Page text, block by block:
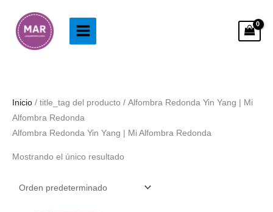
contenido
Inicio / title_tag del producto / Alfombra Redonda Yin Yang | Mi
Alfombra Redonda
Alfombra Redonda Yin Yang | Mi Alfombra Redonda
Mostrando el único resultado